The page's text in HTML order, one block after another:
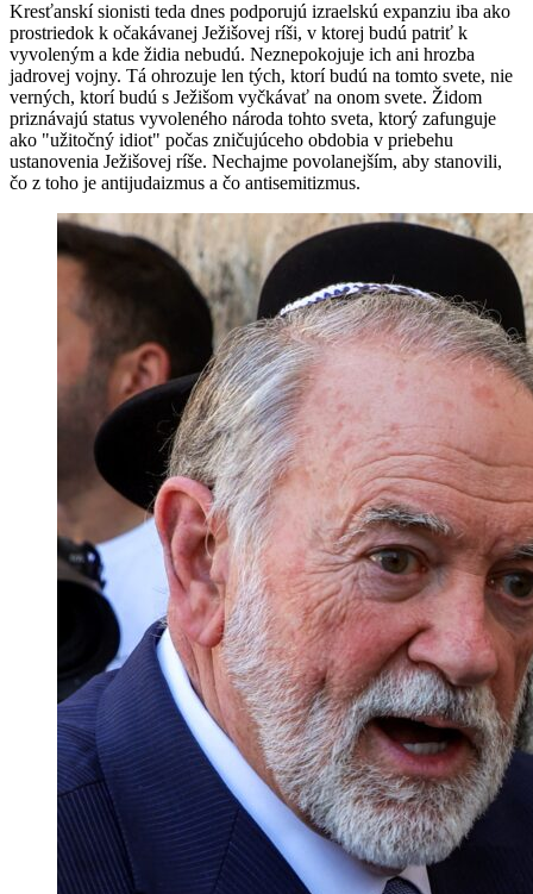
Kresťanskí sionisti teda dnes podporujú izraelskú expanziu iba ako
prostriedok k očakávanej Ježišovej ríši, v ktorej budú patriť k
vyvoleným a kde židia nebudú. Neznepokojuje ich ani hrozba
jadrovej vojny. Tá ohrozuje len tých, ktorí budú na tomto svete, nie
verných, ktorí budú s Ježišom vyčkávať na onom svete. Židom
priznávajú status vyvoleného národa tohto sveta, ktorý zafunguje
ako "užitočný idiot" počas zničujúceho obdobia v priebehu
ustanovenia Ježišovej ríše. Nechajme povolanejším, aby stanovili,
čo z toho je antijudaizmus a čo antisemitizmus.